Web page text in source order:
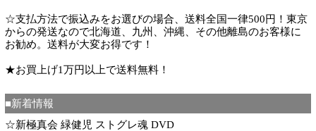
☆支払方法で振込みをお選びの場合、送料全国一律500円！東京
からの発送なので北海道、九州、沖縄、その他離島のお客様に
お勧め。送料が大変お得です！
★お買上げ1万円以上で送料無料！
■新着情報
☆新極真会 緑健児 ストグレ魂 DVD